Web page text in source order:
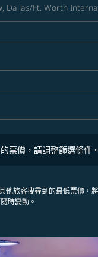
票價，請調整篩選條件。
他旅客搜尋到的最低票價，
時變動。